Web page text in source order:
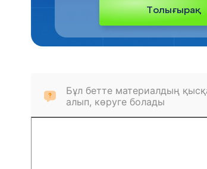
Толығырақ
Бұл бетте материалдың
алып, көруге болады